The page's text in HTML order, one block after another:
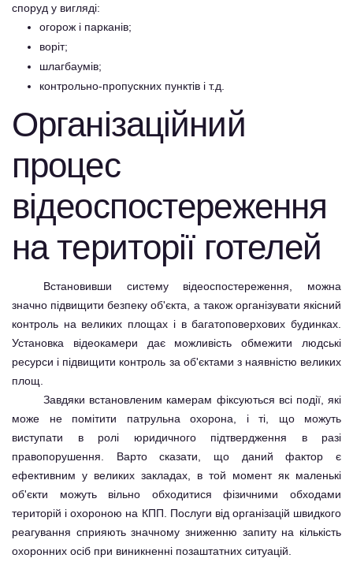
споруд у вигляді:
огорож і парканів;
воріт;
шлагбаумів;
контрольно-пропускних пунктів і т.д.
Організаційний
процес
відеоспостереження
на території готелей
Встановивши систему відеоспостереження, можна
значно підвищити безпеку об'єкта, а також організувати якісний
контроль на великих площах і в багатоповерхових будинках.
Установка відеокамери дає можливість обмежити людські
ресурси і підвищити контроль за об'єктами з наявністю великих
площ.
Завдяки встановленим камерам фіксуються всі події, які
може не помітити патрульна охорона, і ті, що можуть
виступати в ролі юридичного підтвердження в разі
правопорушення. Варто сказати, що даний фактор є
ефективним у великих закладах, в той момент як маленькі
об'єкти можуть вільно обходитися фізичними обходами
територій і охороною на КПП. Послуги від організацій швидкого
реагування сприяють значному зниженню запиту на кількість
охоронних осіб при виникненні позаштатних ситуацій.